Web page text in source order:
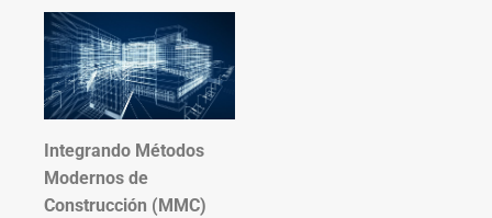
Integrando Métodos
Modernos de
Construcción (MMC)